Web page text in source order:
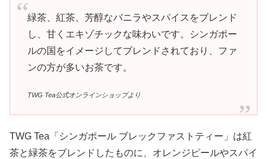
緑茶、紅茶、芳醇なバニラやスパイスをブレンド
し、甘くエキゾチックな味わいです。シンガポー
ルの国をイメージしてブレンドされており、ファ
ンの方が多いお茶です。
TWG Tea公式オンラインショップより
TWG Tea「シンガポール ブレックファストティー」は紅
茶と緑茶をブレンドしたものに、オレンジピールやスパイ